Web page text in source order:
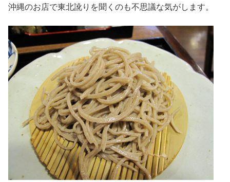
沖縄のお店で東北訛りを聞くのも不思議な気がします。